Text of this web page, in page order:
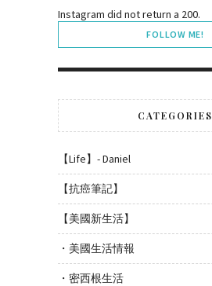
Instagram did not return a 200.
FOLLOW ME!
CATEGORIES
【Life】- Daniel
【抗癌筆記】
【美國新生活】
・美國生活情報
・密西根生活